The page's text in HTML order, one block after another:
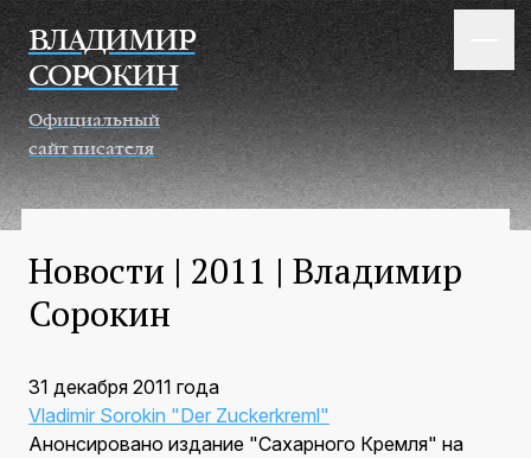
Перейти к основному содержанию
ВЛАДИМИР
СОРОКИН
Официальный
сайт писателя
Новости | 2011 | Владимир
Сорокин
31 декабря 2011 года
Vladimir Sorokin "Der Zuckerkreml"
Анонсировано издание "Сахарного Кремля" на